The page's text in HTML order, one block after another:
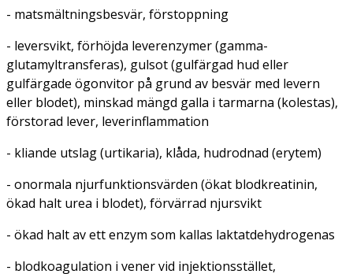
- matsmältningsbesvär, förstoppning
- leversvikt, förhöjda leverenzymer (gamma-
glutamyltransferas), gulsot (gulfärgad hud eller
gulfärgade ögonvitor på grund av besvär med levern
eller blodet), minskad mängd galla i tarmarna (kolestas),
förstorad lever, leverinflammation
- kliande utslag (urtikaria), klåda, hudrodnad (erytem)
- onormala njurfunktionsvärden (ökat blodkreatinin,
ökad halt urea i blodet), förvärrad njursvikt
- ökad halt av ett enzym som kallas laktatdehydrogenas
- blodkoagulation i vener vid injektionsstället,